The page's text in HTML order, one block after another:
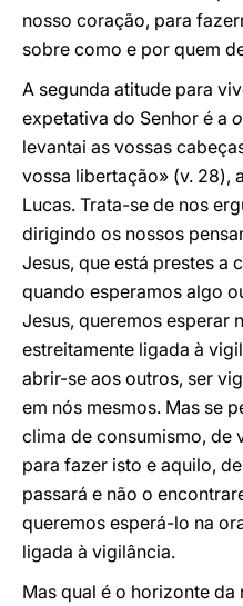
nosso coração, para
sobre como e por quem
A segunda atitude para
expetativa do Senhor é a
levantai as vossas
vossa libertação» (v. 28),
Lucas. Trata-se de nos
dirigindo os nossos
Jesus, que está prestes a
quando esperamos algo
Jesus, queremos esperar
estreitamente ligada à
abrir-se aos outros, ser
em nós mesmos. Mas se
clima de consumismo, de
para fazer isto e aquilo,
passará e não o
queremos esperá-lo na
ligada à vigilância.
Mas qual é o horizonte